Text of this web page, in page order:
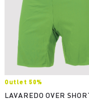
Outlet 50%
LAVAREDO OVER